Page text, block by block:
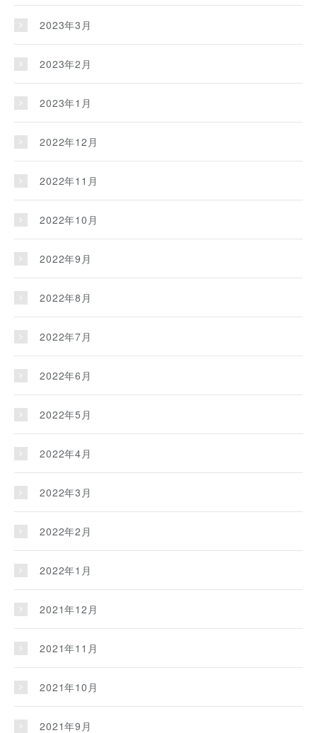
2023年3月
2023年2月
2023年1月
2022年12月
2022年11月
2022年10月
2022年9月
2022年8月
2022年7月
2022年6月
2022年5月
2022年4月
2022年3月
2022年2月
2022年1月
2021年12月
2021年11月
2021年10月
2021年9月